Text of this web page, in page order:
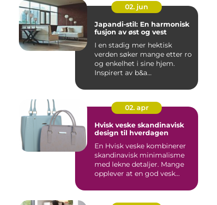
02. jun
Japandi-stil: En harmonisk
fusjon av øst og vest
I en stadig mer hektisk
verden søker mange etter ro
og enkelhet i sine hjem.
Inspirert av b&a...
02. apr
Hvisk veske skandinavisk
design til hverdagen
En Hvisk veske kombinerer
skandinavisk minimalisme
med lekne detaljer. Mange
opplever at en god vesk...